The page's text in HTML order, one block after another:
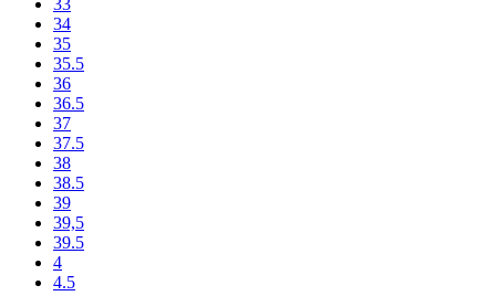
33
34
35
35.5
36
36.5
37
37.5
38
38.5
39
39,5
39.5
4
4.5